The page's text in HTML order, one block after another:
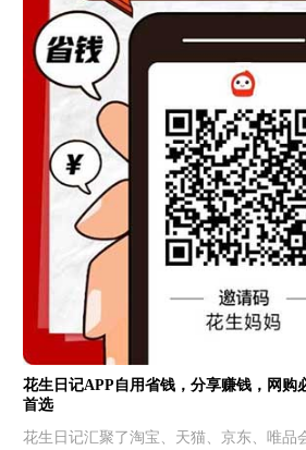
花生日记APP自用省钱，分享赚钱，网购
首选
花生日记汇聚了淘宝、天猫、京东、唯品